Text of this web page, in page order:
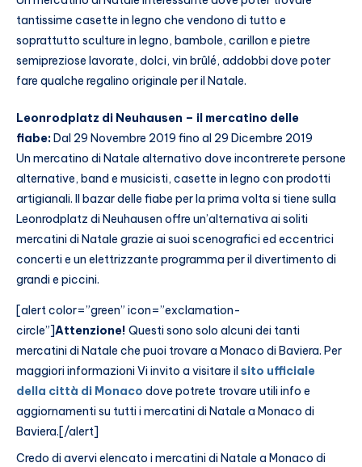
tantissime casette in legno che vendono di tutto e
soprattutto sculture in legno, bambole, carillon e pietre
semipreziose lavorate, dolci, vin brûlé, addobbi dove poter
fare qualche regalino originale per il Natale.
Leonrodplatz di Neuhausen – il mercatino delle
fiabe:Dal 29 Novembre 2019 fino al 29 Dicembre 2019
Un mercatino di Natale alternativo dove incontrerete persone
alternative, band e musicisti, casette in legno con prodotti
artigianali. Il bazar delle fiabe per la prima volta si tiene sulla
Leonrodplatz di Neuhausen offre un’alternativa ai soliti
mercatini di Natale grazie ai suoi scenografici ed eccentrici
concerti e un elettrizzante programma per il divertimento di
grandi e piccini.
[alert color=”green” icon=”exclamation-
circle”]Attenzione! Questi sono solo alcuni dei tanti
mercatini di Natale che puoi trovare a Monaco di Baviera. Per
maggiori informazioni Vi invito a visitare ilsito ufficiale
della città di Monaco dove potrete trovare utili info e
aggiornamenti su tutti i mercatini di Natale a Monaco di
Baviera.[/alert]
Credo di avervi elencato i mercatini di Natale a Monaco di